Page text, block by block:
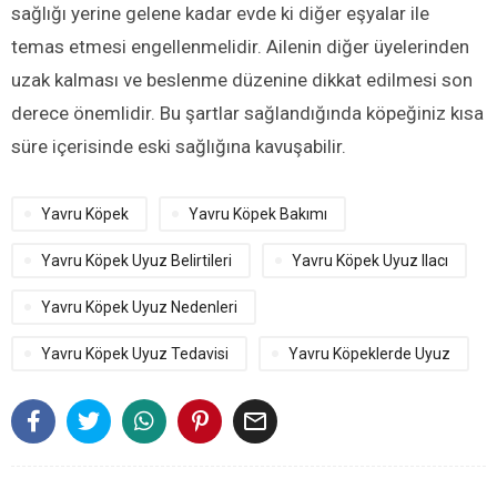

sağlığı yerine gelene kadar evde ki diğer eşyalar ile
temas etmesi engellenmelidir. Ailenin diğer üyelerinden
uzak kalması ve beslenme düzenine dikkat edilmesi son
derece önemlidir. Bu şartlar sağlandığında köpeğiniz kısa
süre içerisinde eski sağlığına kavuşabilir.
Yavru Köpek Yavru Köpek Bakımı
Yavru Köpek Uyuz Belirtileri Yavru Köpek Uyuz Ilacı
Yavru Köpek Uyuz Nedenleri
Yavru Köpek Uyuz Tedavisi Yavru Köpeklerde Uyuz